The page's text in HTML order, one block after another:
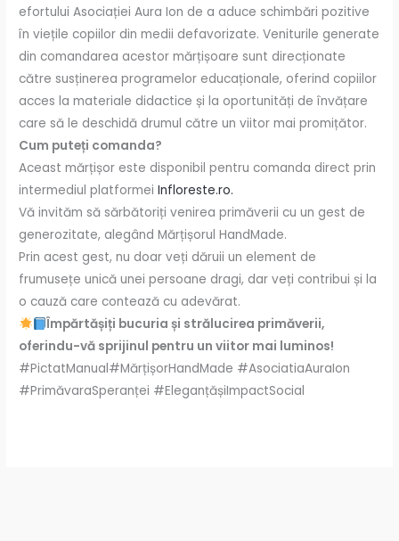
efortului Asociației Aura Ion de a aduce schimbări pozitive
în viețile copiilor din medii defavorizate. Veniturile generate
din comandarea acestor mărțișoare sunt direcționate
către susținerea programelor educaționale, oferind copiilor
acces la materiale didactice și la oportunități de învățare
care să le deschidă drumul către un viitor mai promițător.
Cum puteți comanda?
Aceast mărțișor este disponibil pentru comanda direct prin
intermediul platformeiInfloreste.ro.
Vă invităm să sărbătoriți venirea primăverii cu un gest de
generozitate, alegând Mărțișorul HandMade.
Prin acest gest, nu doar veți dăruii un element de
frumusețe unică unei persoane dragi, dar veți contribui și la
o cauză care contează cu adevărat.
Împărtășiți bucuria și strălucirea primăverii,
oferindu-vă sprijinul pentru un viitor mai luminos!
#PictatManual#MărțișorHandMade #AsociatiaAuraIon
#PrimăvaraSperanței #EleganțășiImpactSocial